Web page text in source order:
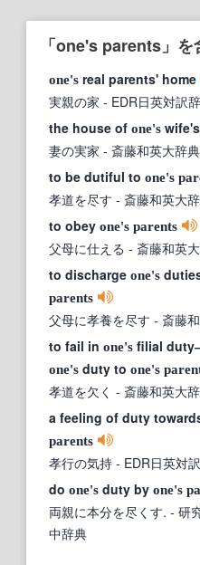
「one's parents」
one's real parents' home
実親の家 - EDR日英対訳
the house of one's wife's
妻の実家 - 斎藤和英大辞典
to be dutiful to one's
孝道を尽す - 斎藤和英大
to obey one's parents
父母に仕える - 斎藤和英
to discharge one's
parents
父母に孝養を尽す - 斎藤
to fail in one's filial
one's duty to one's
孝道を欠く - 斎藤和英大
a feeling of duty
parents
孝行の気持 - EDR日英対
do one's duty by one's
両親に本分を尽くす. - 研
中辞典